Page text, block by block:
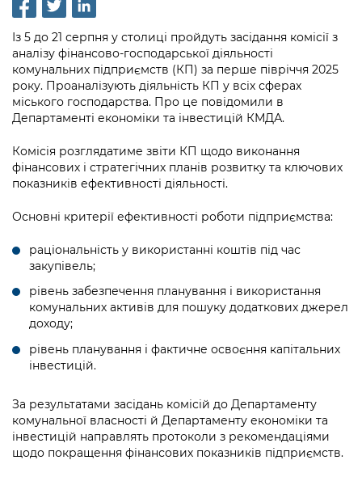
Рішення та розпорядження
Проєкти розпоряджень, що
перебувають на погодженні КМВА
Рішення Київради
Контактна інформація
Графік роботи та прийому громадян
Звернення громадян
Регуляторна діяльність
Промисловість і наука Києва
Підприємства, установи, організації
Kyiv International Relations
Річні звіти
Освіта та навчальні заклади
Дороги, транспорт та парковки
Навколишнє середовище міста
Містобудування та земельні ділянки
Культура, спорт, дозвілля
Бізнес та ліцензування
Фінанси та бюджет
Безпека та правопорядок
Ритуальні послуги
Іноземцям / For foreigners
Пам'ятки культурної спадщини
Безбар'єрність
Портал послуг
Громадська експертиза
Громадський бюджет
Консультації з громадськістю
Громадська рада
Петиції
Відкритий бюджет
Контактний центр
Допомога учасникам АТО
Рада з питань внутрішньо переміщених
осіб при Київській міській військовій
адміністрації
«Ініціатива «Партнерство «Відкритий
Уряд» – місцевий рівень»
Важливе під час воєнного стану
Інформація з обмеженим доступом
Подати запит онлайн
Проекти нормативно-правових та
інших актів
Нормативна база
Питання і відповіді про публічну
бездіяльності розпорядників інформації
Звіти про опрацювання запитів на
публічну інформацію
Інформація для споживачів
Портал даних Києва
Публічні дашборди
Медіагалерея
Підписатися на новини та анонси від
КМДА / Subscribe to announcements
from the KCSA
Порядок акредитації медіа /
Подати журналістський запит /
Submitting a media request
Зйомки в лікарнях в умовах воєнного
стану / Rules for media coverage of
hospitals at work under martial law
Контакти для медіа / Contacts for mass
media
Портал Послуг
Із 5 до 21 серпня у столиці пройдуть засідання комісії з
аналізу фінансово-господарської діяльності
комунальних підприємств (КП) за перше півріччя 2025
року. Проаналізують діяльність КП у всіх сферах
міського господарства. Про це повідомили в
Департаменті економіки та інвестицій КМДА.
Комісія розглядатиме звіти КП щодо виконання
фінансових і стратегічних планів розвитку та ключових
показників ефективності діяльності.
Основні критерії ефективності роботи підприємства:
раціональність у використанні коштів під час
закупівель;
рівень забезпечення планування і використання
комунальних активів для пошуку додаткових джерел
доходу;
рівень планування і фактичне освоєння капітальних
інвестицій.
За результатами засідань комісій до Департаменту
комунальної власності й Департаменту економіки та
інвестицій направлять протоколи з рекомендаціями
щодо покращення фінансових показників підприємств.